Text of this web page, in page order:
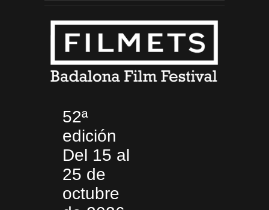
52ª
edición
Del 15 al
25 de
octubre